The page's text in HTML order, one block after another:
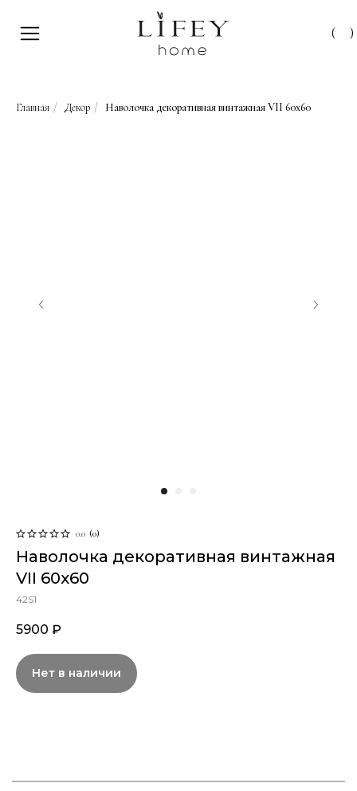
( )
Главная / Декор / Наволочка декоративная винтажная VII 60х60
0.0 (0)
Наволочка декоративная винтажная
VII 60х60
42S1
5900 ₽
Нет в наличии